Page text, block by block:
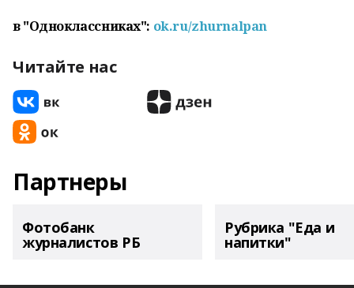
в "Одноклассниках": ok.ru/zhurnalpan
Читайте нас
Партнеры
Фотобанк
журналистов РБ
Рубрика "Еда и
напитки"